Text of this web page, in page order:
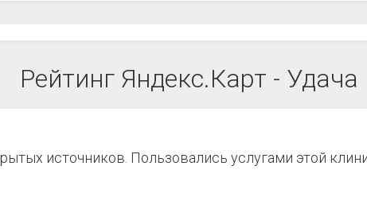
Рейтинг Яндекс.Карт - Удача
источников. Пользовались услугами этой